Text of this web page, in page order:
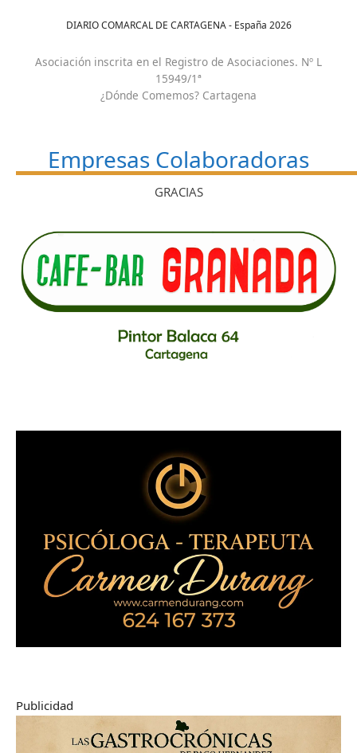
DIARIO COMARCAL DE CARTAGENA - España 2026
Asociación inscrita en el Registro de Asociaciones. Nº L
15949/1ª
¿Dónde Comemos? Cartagena
Empresas Colaboradoras
GRACIAS
Publicidad